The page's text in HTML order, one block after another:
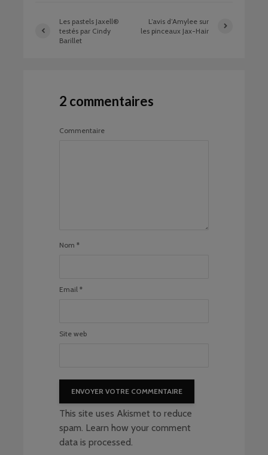
Les pastels Jaxell®
testés par Cindy
Barillet
L’avis d’Amylee sur
les pinceaux Jax-Hair
2 commentaires
Commentaire
Nom *
Email *
Site web
This site uses Akismet to reduce
spam. Learn how your comment
data is processed